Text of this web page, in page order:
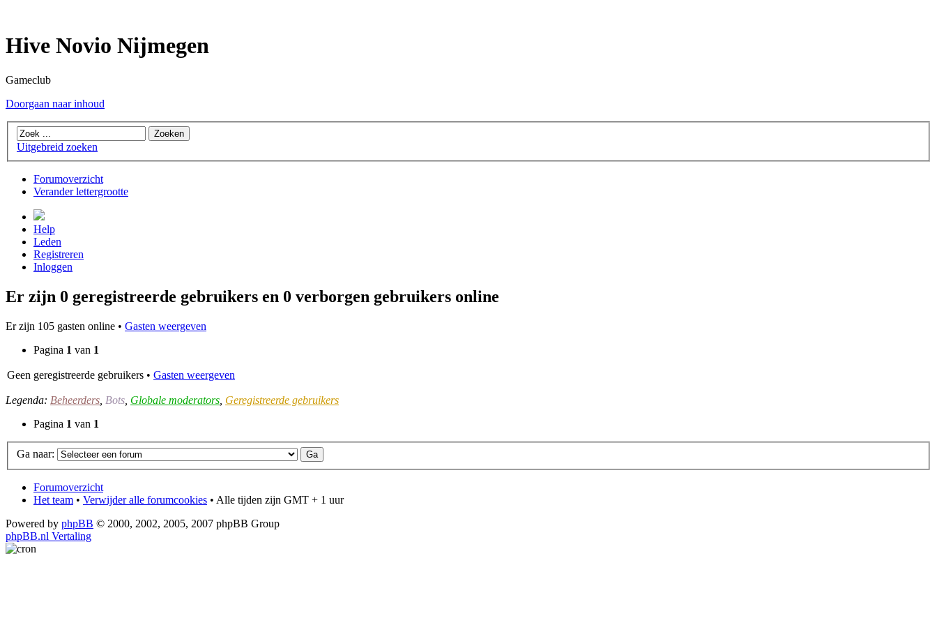
Hive Novio Nijmegen
Gameclub
Doorgaan naar inhoud
Uitgebreid zoeken
Forumoverzicht
Verander lettergrootte
Help
Leden
Registreren
Inloggen
Er zijn 0 geregistreerde gebruikers en 0 verborgen gebruikers online
Er zijn 105 gasten online • Gasten weergeven
Pagina 1 van 1
Geen geregistreerde gebruikers • Gasten weergeven
Legenda: Beheerders Bots Globale moderators Geregistreerde gebruikers
Pagina 1 van 1
Ga naar:
Forumoverzicht
Het team • Verwijder alle forumcookies • Alle tijden zijn GMT + 1 uur
Powered by phpBB © 2000, 2002, 2005, 2007 phpBB Group
phpBB.nl Vertaling